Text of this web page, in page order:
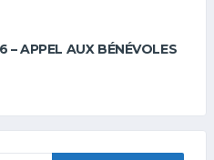
– APPEL AUX BÉNÉVOLES